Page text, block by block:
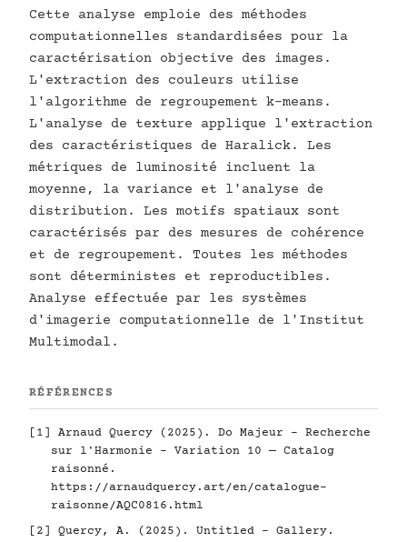
Cette analyse emploie des méthodes
computationnelles standardisées pour la
caractérisation objective des images.
L'extraction des couleurs utilise
l'algorithme de regroupement k-means.
L'analyse de texture applique l'extraction
des caractéristiques de Haralick. Les
métriques de luminosité incluent la
moyenne, la variance et l'analyse de
distribution. Les motifs spatiaux sont
caractérisés par des mesures de cohérence
et de regroupement. Toutes les méthodes
sont déterministes et reproductibles.
Analyse effectuée par les systèmes
d'imagerie computationnelle de l'Institut
Multimodal.
RÉFÉRENCES
[1] Arnaud Quercy (2025). Do Majeur - Recherche
sur l'Harmonie - Variation 10 — Catalog
raisonné.
https://arnaudquercy.art/en/catalogue-
raisonne/AQC0816.html
[2] Quercy, A. (2025). Untitled - Gallery.